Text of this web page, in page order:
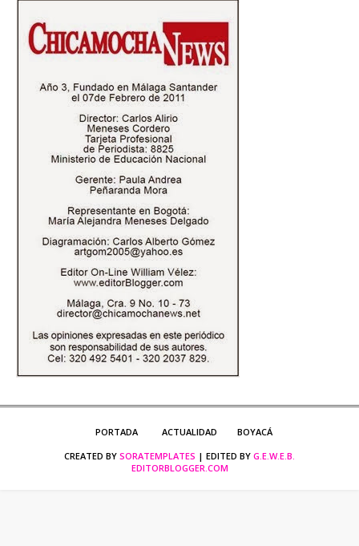
PORTADA ACTUALIDAD
BOYACÁ
CREATED BY SORATEMPLATES | EDITED BY G.E.W.E.B.
EDITORBLOGGER.COM